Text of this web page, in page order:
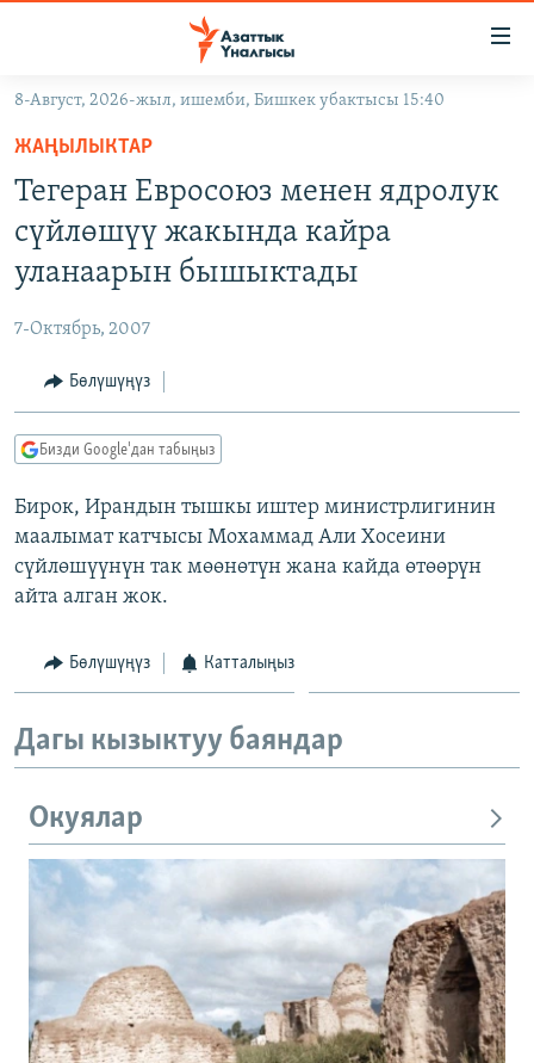
Навигацияга
өтүңүз
Издөөгө
салыңызКЫРГЫЗСТАН
МАДАНИЯТ
ДҮЙНӨ
УКРАИНА
ТВ ПРОГРАММАЛАР
БҮГҮН АЗАТТЫКТА
ДАНИСТЕ
ЭЖЕ-СИҢДИЛЕР
АЗАТТЫК+
ПОДКАСТ
ОНЛАЙН ШЕРИНЕ
8-Август, 2026-жыл, ишемби, Бишкек убактысы 15:40
ЖАҢЫЛЫКТАР
Тегеран Евросоюз менен ядролук
сүйлөшүү жакында кайра
уланаарын бышыктады
7-Октябрь, 2007
Бөлүшүңүз
Бизди Google'дан табыңыз
Бирок, Ирандын тышкы иштер министрлигинин
маалымат катчысы Мохаммад Али Хосеини
сүйлөшүүнүн так мөөнөтүн жана кайда өтөөрүн
айта алган жок.
Бөлүшүңүз Катталыңыз
Дагы кызыктуу баяндар
Окуялар